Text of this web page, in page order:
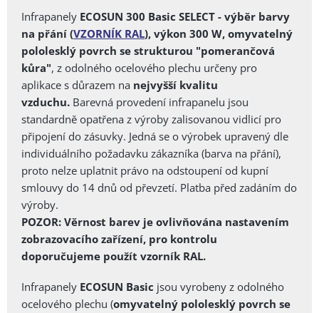
Infrapanely ECOSUN 300 Basic SELECT - výběr barvy
na přání (VZORNÍK RAL), výkon 300 W, omyvatelný
pololesklý povrch se strukturou "pomerančová
kůra", z odolného ocelového plechu určeny pro
aplikace s důrazem na nejvyšší kvalitu
vzduchu. Barevná provedení infrapanelu jsou
standardně opatřena z výroby zalisovanou vidlicí pro
připojení do zásuvky. Jedná se o výrobek upravený dle
individuálního požadavku zákazníka (barva na přání),
proto nelze uplatnit právo na odstoupení od kupní
smlouvy do 14 dnů od převzetí. Platba před zadáním do
výroby.
POZOR: Věrnost barev je ovlivňována nastavením
zobrazovacího zařízení, pro kontrolu
doporučujeme použít vzorník RAL.
Infrapanely ECOSUN Basic jsou vyrobeny z odolného
ocelového plechu (omyvatelný pololesklý povrch se